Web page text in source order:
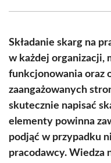
(Twitter)
Składanie skarg na
w każdej organizacji,
funkcjonowania oraz
zaangażowanych
skutecznie napisać
elementy powinna
podjąć w przypadku
pracodawcy. Wiedza